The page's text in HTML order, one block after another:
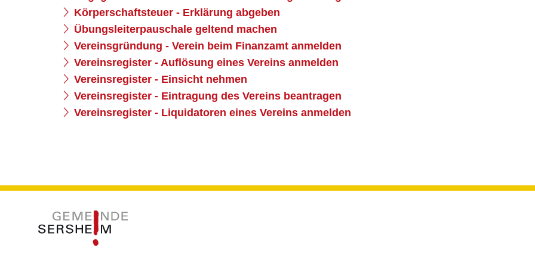
Körperschaftsteuer - Erklärung abgeben
Übungsleiterpauschale geltend machen
Vereinsgründung - Verein beim Finanzamt anmelden
Vereinsregister - Auflösung eines Vereins anmelden
Vereinsregister - Einsicht nehmen
Vereinsregister - Eintragung des Vereins beantragen
Vereinsregister - Liquidatoren eines Vereins anmelden